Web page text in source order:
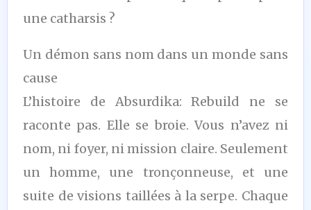
une catharsis ?
Un démon sans nom dans un monde sans
cause
L’histoire de Absurdika: Rebuild ne se
raconte pas. Elle se broie. Vous n’avez ni
nom, ni foyer, ni mission claire. Seulement
un homme, une tronçonneuse, et une
suite de visions taillées à la serpe. Chaque